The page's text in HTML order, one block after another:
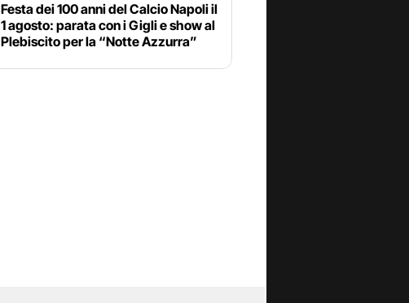
Festa dei 100 anni del Calcio Napoli il
1 agosto: parata con i Gigli e show al
Plebiscito per la “Notte Azzurra”